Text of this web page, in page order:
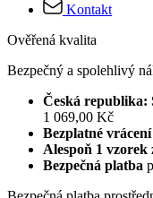
Kontakt
Ověřená kvalita
Bezpečný a spolehlivý
Česká republika:
1 069,00 Kč
Bezplatné
Alespoň 1 vzorek
Bezpečná platba